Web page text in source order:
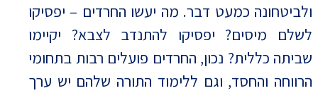
ולביטחונה כמעט דבר. מה יעשו החרדים – יפסיקו
לשלם מיסים? יפסיקו להתנדב לצבא? יקיימו
שביתה כללית? נכון, החרדים פועלים רבות בתחומי
הרווחה והחסד, וגם ללימוד התורה שלהם יש ערך